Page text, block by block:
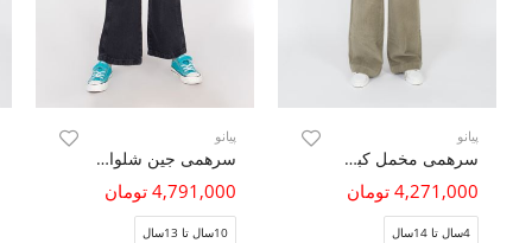
پیانو
سرهمی مخمل کبریتی
4,271,000 تومان
4سال تا 14سال
پیانو
سرهمی جین شلواری
4,791,000 تومان
10سال تا 13سال